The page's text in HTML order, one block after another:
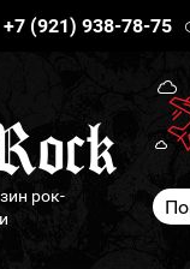
+7 (921) 938-78-75
рок-